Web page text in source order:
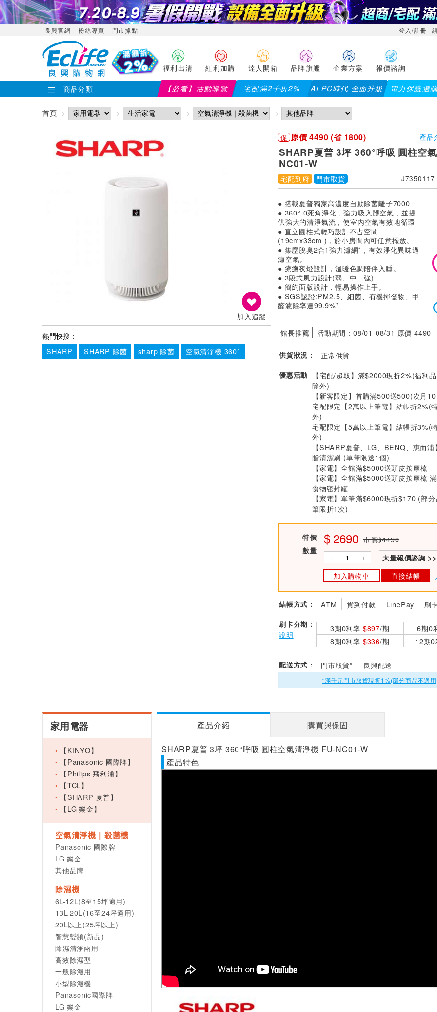
良興官網 粉絲專頁 門市據點 登入/註冊
福利出清 紅利加購 達人開箱 品牌旗艦 企業方案 報價諮詢
商品分類 【必看】活動導覽 宅配滿2千折2% AI PC時代 全面升級 電力保護選
首頁
加入追蹤
熱門快搜：
SHARP
SHARP 除菌 sharp 除菌 空氣清淨機 360°
促 原價 4490 (省 1800) 產品
SHARP夏普 3坪 360°呼吸 圓柱空
NC01-W
宅配到府 門市取貨 J7350117
● 搭載夏普獨家高濃度自動除菌離子7000
● 360° 0死角淨化，強力吸入髒空氣，並提
供強大的清淨氣流，使室內空氣有效地循環
● 直立圓柱式輕巧設計不占空間
(19cmx33cm )，於小房間內可任意擺放。
● 集塵脫臭2合1強力濾網*，有效淨化異味過
濾空氣。
● 療癒夜燈設計，溫暖色調陪伴入睡。
● 3段式風力設計(弱、中、強)
● 簡約面版設計，輕易操作上手。
● SGS認證:PM2.5、細菌、有機揮發物、甲
醛濾除率達99.9%*
館長推薦 活動期間：08/01-08/31 原價 4490
供貨狀況： 正常供貨
優惠活動
【宅配/超取】滿$2000現折2%(福利
除外)
【新客限定】首購滿500送500(次月
宅配限定【2萬以上筆電】結帳折2%(
外)
宅配限定【5萬以上筆電】結帳折3%(
外)
【SHARP夏普、LG、BENQ、惠而
贈清潔刷 (單筆限送1個)
【家電】全館滿$5000送頭皮按摩梳
【家電】全館滿$5000送頭皮按摩梳
食物密封罐
【家電】單筆滿$6000現折$170 (部
筆限折1次)
特價 2690 市價$4490
數量
- + 大量報價諮詢 >>
加入購物車 直接結帳
結帳方式： ATM 貨到付款 LinePay 刷
刷卡分期：
說明
3期0利率 $897/期 6期0
8期0利率 $336/期 12期0
配送方式： 門市取貨* 良興配送
*滿千元門市取貨現折1%(部分商品不適
家用電器
【KINYO】
【Panasonic 國際牌】
【Philips 飛利浦】
【TCL】
【SHARP 夏普】
【LG 樂金】
空氣清淨機｜殺菌機
Panasonic 國際牌
LG 樂金
其他品牌
除濕機
6L-12L(8至15坪適用)
13L-20L(16至24坪適用)
20L以上(25坪以上)
智慧變頻(新品)
除濕清淨兩用
高效除濕型
一般除濕用
小型除濕機
Panasonic國際牌
LG 樂金
產品介紹 購買與保固
SHARP夏普 3坪 360°呼吸 圓柱空氣清淨機 FU-NC01-W
產品特色